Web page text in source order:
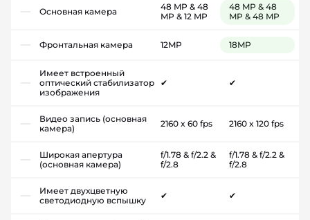
Основная камера
48 MP & 48
MP & 12 MP
48 MP & 48
MP & 48 MP
Фронтальная камера 12MP 18MP
Имеет встроенный
оптический стабилизатор
изображения
✔ ✔
Видео запись (основная
камера)
2160 x 60 fps 2160 x 120 fps
Широкая апертура
(основная камера)
f/1.78 & f/2.2 &
f/2.8
f/1.78 & f/2.2 &
f/2.8
Имеет двухцветную
светодиодную вспышку
✔ ✔